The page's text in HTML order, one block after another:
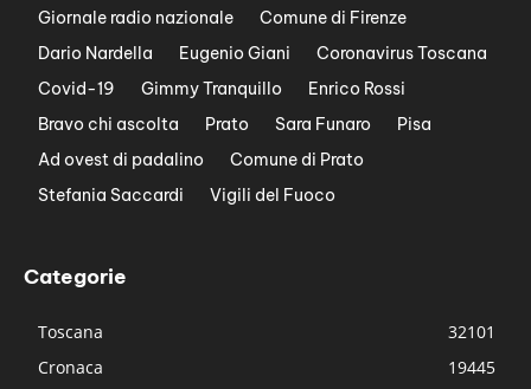
Giornale radio nazionale
Comune di Firenze
Dario Nardella
Eugenio Giani
Coronavirus Toscana
Covid-19
Gimmy Tranquillo
Enrico Rossi
Bravo chi ascolta
Prato Sara Funaro
Pisa
Ad ovest di padalino
Comune di Prato
Stefania Saccardi
Vigili del Fuoco
Categorie
Toscana
32101
Cronaca
19445